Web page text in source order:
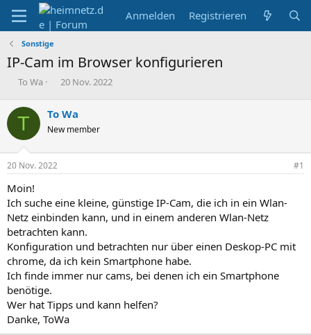
Anmelden Registrieren
Sonstige
IP-Cam im Browser konfigurieren
E
s
t
l
l
e
To Wa
E
t
e
l
20 Nov. 2022
T To Wa
New member
20 Nov. 2022 #1
Moin!
Ich suche eine kleine, günstige IP-Cam, die ich in ein Wlan-
Netz einbinden kann, und in einem anderen Wlan-Netz
betrachten kann.
Konfiguration und betrachten nur über einen Deskop-PC mit
chrome, da ich kein Smartphone habe.
Ich finde immer nur cams, bei denen ich ein Smartphone
benötige.
Wer hat Tipps und kann helfen?
Danke, ToWa